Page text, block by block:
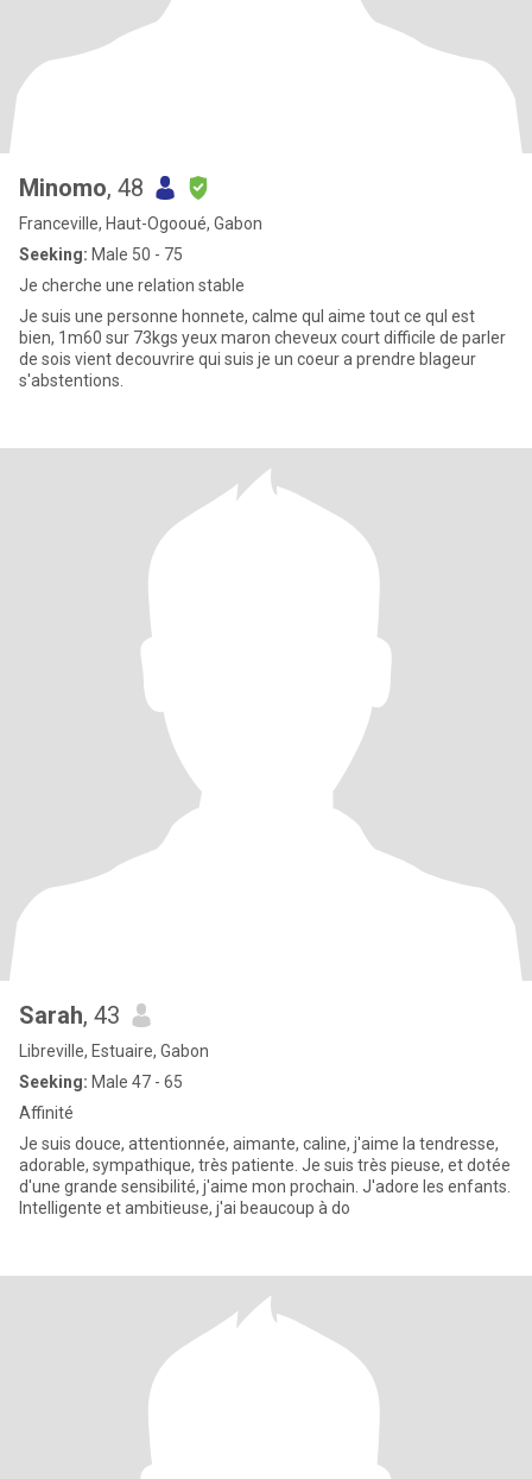
Minomo, 48
Franceville, Haut-Ogooué, Gabon
Seeking: Male 50 - 75
Je cherche une relation stable
Je suis une personne honnete, calme quI aime tout ce quI est
bien, 1m60 sur 73kgs yeux maron cheveux court difficile de parler
de sois vient decouvrire qui suis je un coeur a prendre blageur
s'abstentions.
Sarah, 43
Libreville, Estuaire, Gabon
Seeking: Male 47 - 65
Affinité
Je suis douce, attentionnée, aimante, caline, j'aime la tendresse,
adorable, sympathique, très patiente. Je suis très pieuse, et dotée
d'une grande sensibilité, j'aime mon prochain. J'adore les enfants.
Intelligente et ambitieuse, j'ai beaucoup à do